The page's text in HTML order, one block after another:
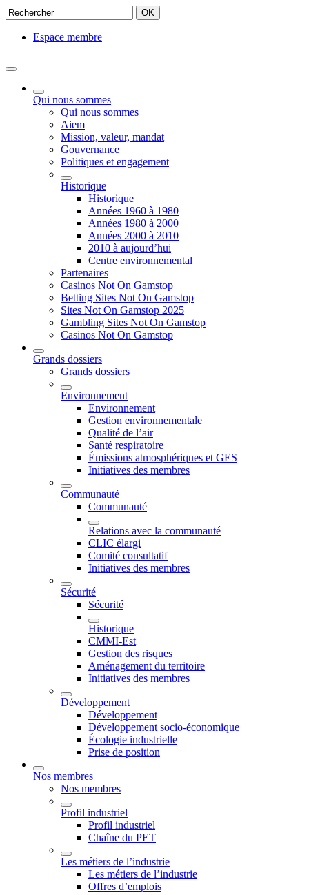
OK
Espace membre
Qui nous sommes
Qui nous sommes
Aiem
Mission, valeur, mandat
Gouvernance
Politiques et engagement
Historique
Historique
Années 1960 à 1980
Années 1980 à 2000
Années 2000 à 2010
2010 à aujourd’hui
Centre environnemental
Partenaires
Casinos Not On Gamstop
Betting Sites Not On Gamstop
Sites Not On Gamstop 2025
Gambling Sites Not On Gamstop
Casinos Not On Gamstop
Grands dossiers
Grands dossiers
Environnement
Environnement
Gestion environnementale
Qualité de l’air
Santé respiratoire
Émissions atmosphériques et GES
Initiatives des membres
Communauté
Communauté
Relations avec la communauté
CLIC élargi
Comité consultatif
Initiatives des membres
Sécurité
Sécurité
Historique
CMMI-Est
Gestion des risques
Aménagement du territoire
Initiatives des membres
Développement
Développement
Développement socio-économique
Écologie industrielle
Prise de position
Nos membres
Nos membres
Profil industriel
Profil industriel
Chaîne du PET
Les métiers de l’industrie
Les métiers de l’industrie
Offres d’emplois